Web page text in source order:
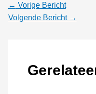
← Vorige Bericht
Volgende Bericht →